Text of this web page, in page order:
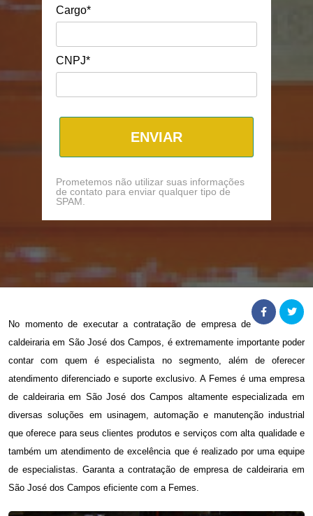
Cargo*
CNPJ*
ENVIAR
Prometemos não utilizar suas informações
de contato para enviar qualquer tipo de
SPAM.
No momento de executar a contratação de empresa de
caldeiraria em São José dos Campos, é extremamente importante poder
contar com quem é especialista no segmento, além de oferecer
atendimento diferenciado e suporte exclusivo. A Femes é uma empresa
de caldeiraria em São José dos Campos altamente especializada em
diversas soluções em usinagem, automação e manutenção industrial
que oferece para seus clientes produtos e serviços com alta qualidade e
também um atendimento de excelência que é realizado por uma equipe
de especialistas. Garanta a contratação de empresa de caldeiraria em
São José dos Campos eficiente com a Femes.